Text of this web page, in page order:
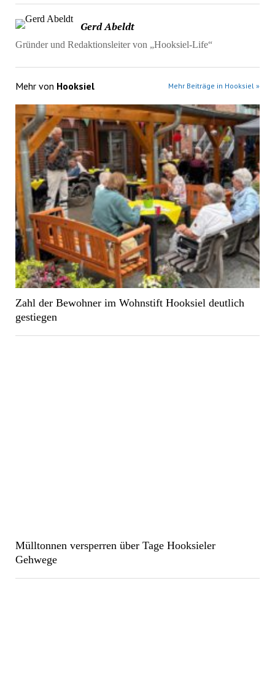
Gerd Abeldt
Gründer und Redaktionsleiter von „Hooksiel-Life“
Mehr von Hooksiel Mehr Beiträge in Hooksiel »
Zahl der Bewohner im Wohnstift Hooksiel deutlich
gestiegen
Mülltonnen versperren über Tage Hooksieler
Gehwege